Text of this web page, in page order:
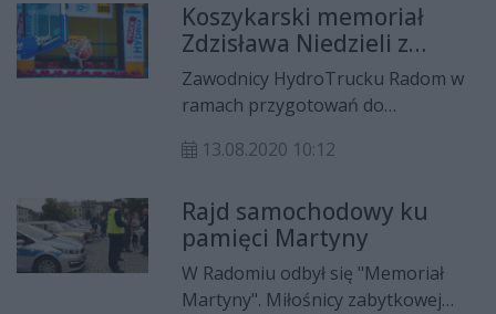
Witki przejdą obowiązkowe
badania.
Koszykarski memoriał
Zdzisława Niedzieli z
udziałem HydroTrucku
Zawodnicy HydroTrucku Radom w
ramach przygotowań do
Ligi w weekend wystąpią w Lublinie.
Niedzieli rozegrają mecze z
gospodarzami oraz MKS-em
Dąbrowa Górnicza.
13.08.2020 10:12
Rajd samochodowy ku
pamięci Martyny
W Radomiu odbył się "Memoriał
Martyny". Miłośnicy zabytkowej